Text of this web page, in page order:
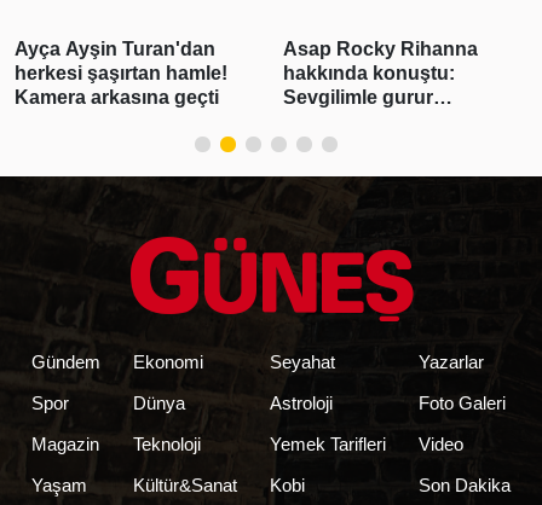
Asap Rocky Rihanna
hakkında konuştu:
Sevgilimle gurur
Burcu Özberk yeni sezon
öncesi enerji depoluyor!
Tatil kareleri beğeni
Gündem
Spor
Magazin
Yaşam
Ekonomi
Dünya
Teknoloji
Kültür&Sanat
Seyahat
Astroloji
Yemek Tarifleri
Kobi
Yazarlar
Foto Galeri
Video
Son Dakika